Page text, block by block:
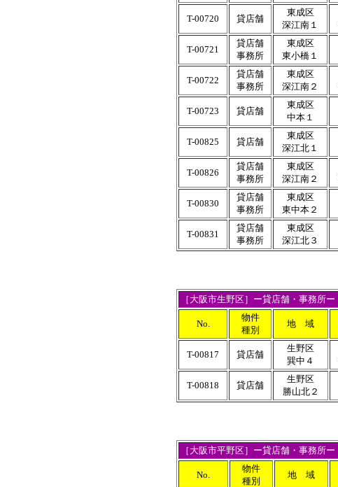
T-00720 貸店舗
東成区
深江南１
T-00721
貸店舗
事務所
東成区
東小橋１
T-00722
貸店舗
事務所
東成区
深江南２
T-00723 貸店舗
東成区
中本１
T-00825 貸店舗
東成区
深江北１
T-00826
貸店舗
事務所
東成区
深江南２
T-00830
貸店舗
事務所
東成区
東中本２
T-00831
貸店舗
事務所
東成区
深江北３
［大阪市生野区］ー貸店舗・事務所ー
No.
物件
種別
地 域
T-00817 貸店舗
生野区
巽中４
T-00818 貸店舗
生野区
勝山北２
［大阪市平野区］ー貸店舗・事務所ー
No.
物件
種別
地 域